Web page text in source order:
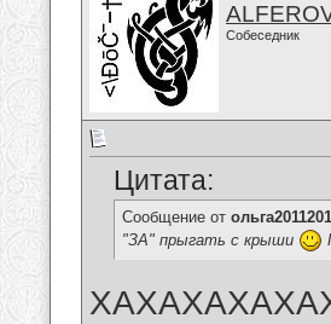
Собеседник
Цитата:
Сообщение от
"ЗА" прыгать с крыши